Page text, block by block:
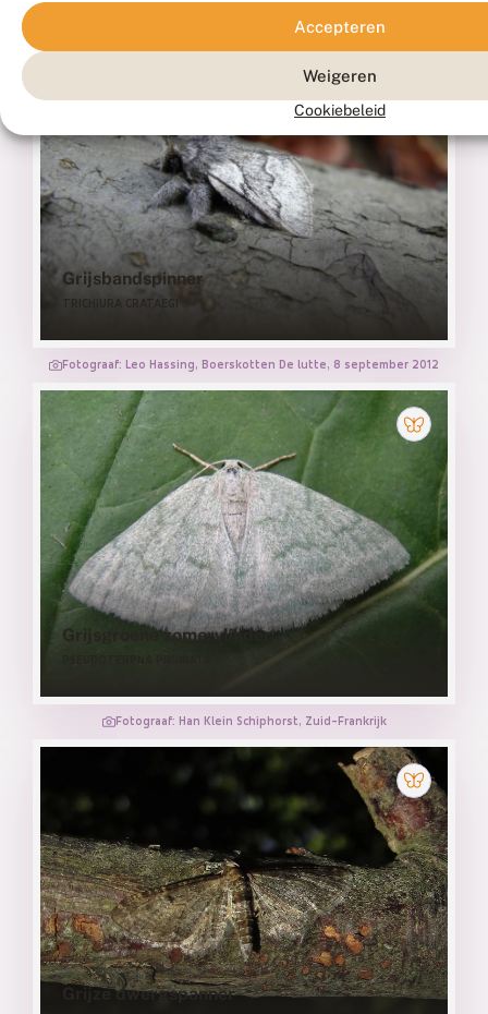
Accepteren
Weigeren
Cookiebeleid
Grijsbandspinner
Fotograaf: Leo Hassing, Boerskotten De lutte, 8 september 2012
Grijsgroene zomervlinder
Fotograaf: Han Klein Schiphorst, Zuid-Frankrijk
Grijze dwergspanner